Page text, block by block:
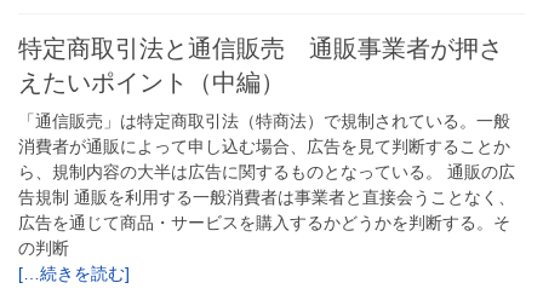
特定商取引法と通信販売 通販事業者が押さ
えたいポイント（中編）
「通信販売」は特定商取引法（特商法）で規制されている。一般
消費者が通販によって申し込む場合、広告を見て判断することか
ら、規制内容の大半は広告に関するものとなっている。 通販の広
告規制 通販を利用する一般消費者は事業者と直接会うことなく、
広告を通じて商品・サービスを購入するかどうかを判断する。そ
の判断
[…続きを読む]